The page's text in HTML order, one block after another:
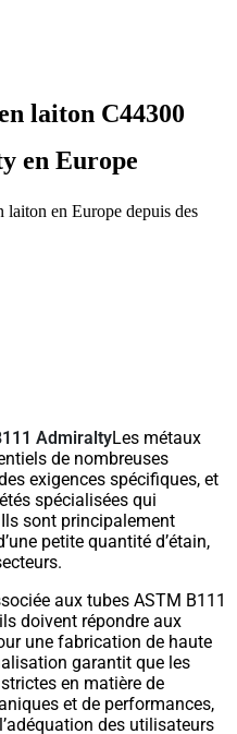
laiton C44300
en Europe
laiton en Europe depuis des
AdmiraltyLes métaux
de nombreuses
exigences spécifiques, et
spécialisées qui
sont principalement
petite quantité d’étain,
aux tubes ASTM B111
doivent répondre aux
une fabrication de haute
garantit que les
en matière de
et de performances,
des utilisateurs